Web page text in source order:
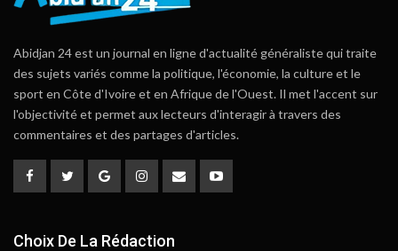
Abidjan 24 est un journal en ligne d'actualité généraliste qui traite
des sujets variés comme la politique, l'économie, la culture et le
sport en Côte d'Ivoire et en Afrique de l'Ouest. Il met l'accent sur
l'objectivité et permet aux lecteurs d'interagir à travers des
commentaires et des partages d'articles.
Choix De La Rédaction